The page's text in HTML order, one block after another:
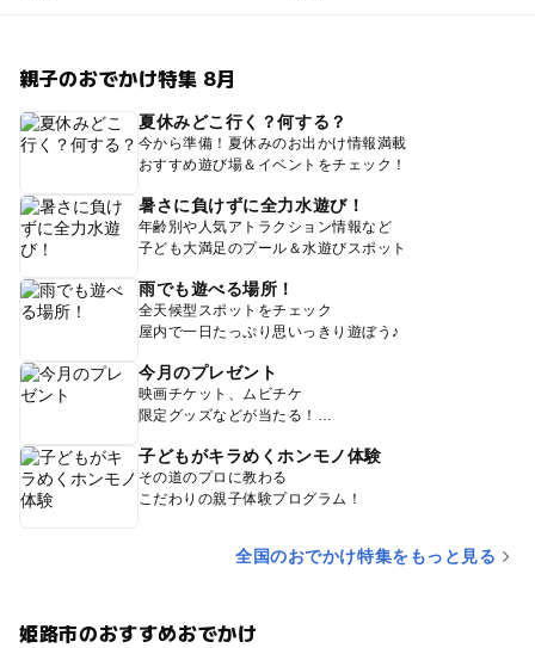
親子のおでかけ特集 8月
夏休みどこ行く？何する？
今から準備！夏休みのお出かけ情報満載
おすすめ遊び場＆イベントをチェック！
暑さに負けずに全力水遊び！
年齢別や人気アトラクション情報など
子ども大満足のプール＆水遊びスポット
雨でも遊べる場所！
全天候型スポットをチェック
屋内で一日たっぷり思いっきり遊ぼう♪
今月のプレゼント
映画チケット、ムビチケ
限定グッズなどが当たる！
子どもがキラめくホンモノ体験
その道のプロに教わる
こだわりの親子体験プログラム！
全国のおでかけ特集をもっと見る
姫路市のおすすめおでかけ